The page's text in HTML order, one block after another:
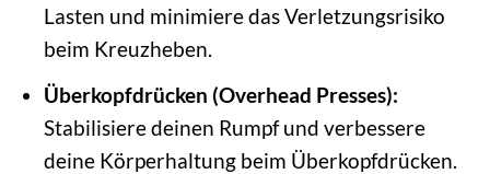
Lasten und minimiere das Verletzungsrisiko
beim Kreuzheben.
Überkopfdrücken (Overhead Presses):
Stabilisiere deinen Rumpf und verbessere
deine Körperhaltung beim Überkopfdrücken.